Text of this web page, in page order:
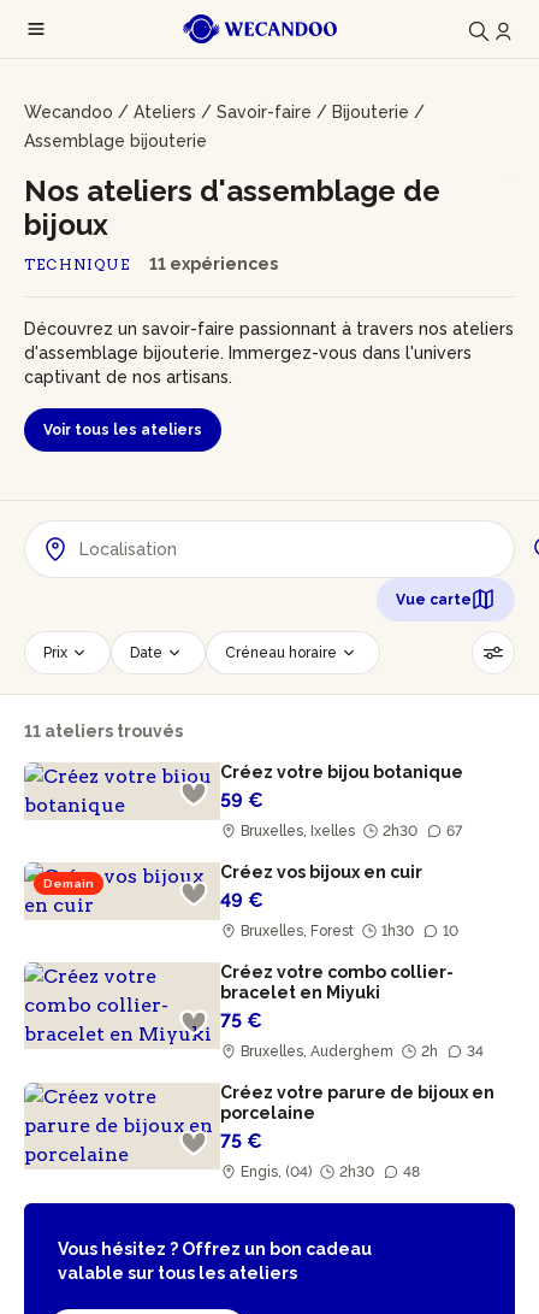
Wecandoo / Ateliers / Savoir-faire / Bijouterie /
Assemblage bijouterie
TECHNIQUE 11 expériences
Nos ateliers d'assemblage de
bijoux
Découvrez un savoir-faire passionnant à travers nos ateliers
d'assemblage bijouterie. Immergez-vous dans l'univers
captivant de nos artisans.
Voir tous les ateliers
Vue carte
Prix Date Créneau horaire
Nombre de personnes Âge des participants
Accessible PMR
11 ateliers trouvés
Créez votre bijou botanique
59 €
Bruxelles, Ixelles 2h30 67
Demain
Créez vos bijoux en cuir
49 €
Bruxelles, Forest 1h30 10
Créez votre combo collier-
bracelet en Miyuki
75 €
Bruxelles, Auderghem 2h 34
Créez votre parure de bijoux en
porcelaine
75 €
Engis, (04) 2h30 48
Vous hésitez ? Offrez un bon cadeau
valable sur tous les ateliers